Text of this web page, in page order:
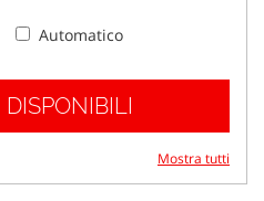
Automatico
Mostra tutti